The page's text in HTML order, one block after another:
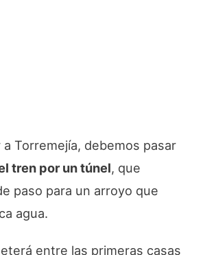
Torremejía, debemos pasar
tren por un túnel, que
paso para un arroyo que
agua.
entre las primeras casas